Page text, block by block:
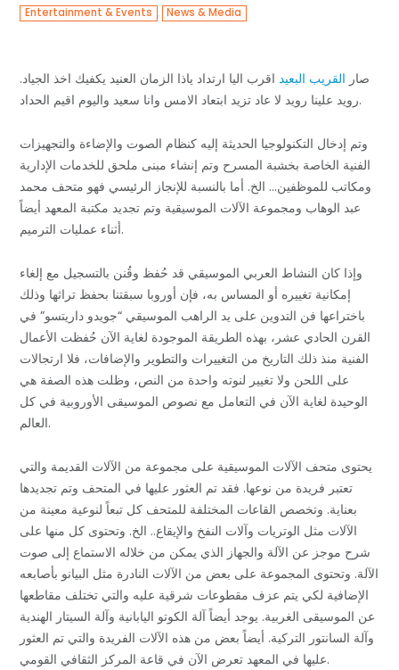
Entertainment & Events , News & Media
صار القريب البعيداقرب اليا ارتداد ياذا الزمان العنيد يكفيك اخذ الجياد.
رويد علينا رويد لا عاد تزيد ابتعاد الامس وانا سعيد واليوم اقيم الحداد.
وتم إدخال التكنولوجيا الحديثة إليه كنظام الصوت والإضاءة والتجهيزات
الفنية الخاصة بخشبة المسرح وتم إنشاء مبنى ملحق للخدمات الإدارية
ومكاتب للموظفين… الخ. أما بالنسبة للإنجاز الرئيسي فهو متحف محمد
عبد الوهاب ومجموعة الآلات الموسيقية وتم تجديد مكتبة المعهد أيضاً
أثناء عمليات الترميم.
وإذا كان النشاط العربي الموسيقي قد حُفظ وقُنن بالتسجيل مع إلغاء
إمكانية تغييره أو المساس به، فإن أوروبا سبقتنا بحفظ تراثها وذلك
باختراعها فن التدوين على يد الراهب الموسيقي “جويدو داريتسو” في
القرن الحادي عشر، بهذه الطريقة الموجودة لغاية الآن حُفظت الأعمال
الفنية منذ ذلك التاريخ من التغييرات والتطوير والإضافات، فلا ارتجالات
على اللحن ولا تغيير لنوته واحدة من النص، وظلت هذه الصفة هي
الوحيدة لغاية الآن في التعامل مع نصوص الموسيقى الأوروبية في كل
العالم.
يحتوى متحف الآلات الموسيقية على مجموعة من الآلات القديمة والتي
تعتبر فريدة من نوعها. فقد تم العثور عليها في المتحف وتم تجديدها
بعناية. وتخصص القاعات المختلفة للمتحف كل تبعاً لنوعية معينة من
الآلات مثل الوتريات وآلات النفخ والإيقاع.. الخ. وتحتوى كل منها على
شرح موجز عن الآلة والجهاز الذي يمكن من خلاله الاستماع إلى صوت
الآلة. وتحتوى المجموعة على بعض من الآلات النادرة مثل البيانو بأصابعه
الإضافية لكي يتم عزف مقطوعات شرقية عليه والتي تختلف مقاطعها
عن الموسيقى الغربية. يوجد أيضاً آلة الكوتو اليابانية وآلة السيتار الهندية
وآلة السانتور التركية. أيضاً بعض من هذه الآلات الفريدة والتي تم العثور
عليها في المعهد تعرض الآن في قاعة المركز الثقافي القومي.